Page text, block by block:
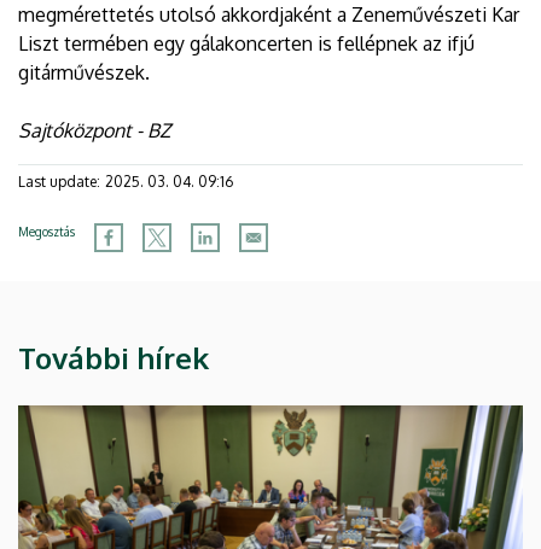
megmérettetés utolsó akkordjaként a Zeneművészeti Kar
Liszt termében egy gálakoncerten is fellépnek az ifjú
gitárművészek.
Sajtóközpont - BZ
Last update: 2025. 03. 04. 09:16
Megosztás
További hírek